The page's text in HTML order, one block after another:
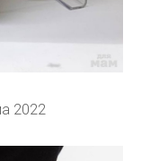
2022